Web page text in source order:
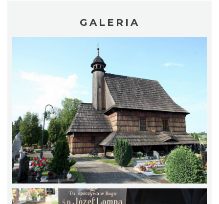
GALERIA